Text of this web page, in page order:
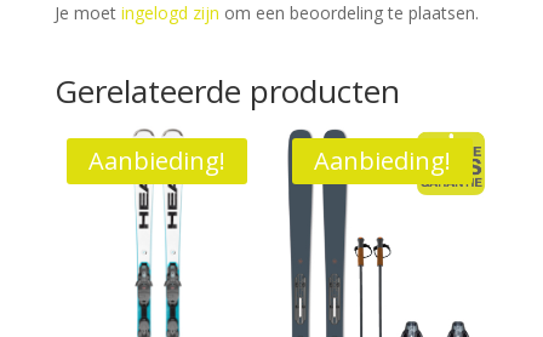
Je moet ingelogd zijn om een beoordeling te plaatsen.
Gerelateerde producten
Aanbieding! Aanbieding!